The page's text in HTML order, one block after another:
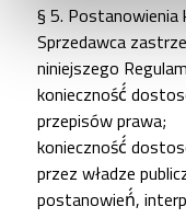
§ 5. Postanowienia
Sprzedawca
niniejszego
konieczność́
przepisów prawa;
konieczność́
przez władze
postanowień́,